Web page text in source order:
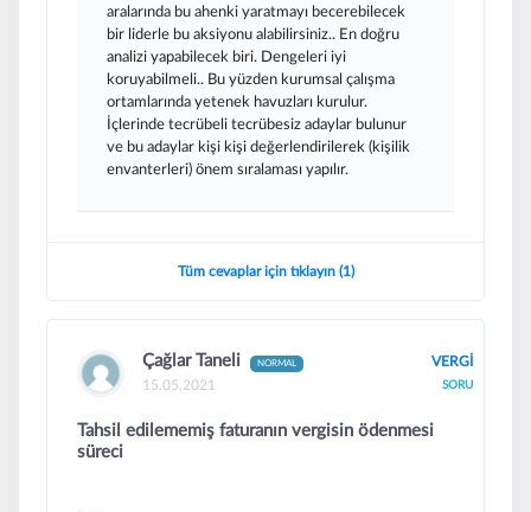
aralarında bu ahenki yaratmayı becerebilecek
bir liderle bu aksiyonu alabilirsiniz.. En doğru
analizi yapabilecek biri. Dengeleri iyi
koruyabilmeli.. Bu yüzden kurumsal çalışma
ortamlarında yetenek havuzları kurulur.
İçlerinde tecrübeli tecrübesiz adaylar bulunur
ve bu adaylar kişi kişi değerlendirilerek (kişilik
envanterleri) önem sıralaması yapılır.
Tüm cevaplar için tıklayın (1)
Çağlar Taneli NORMAL
15.05.2021
VERGİ
SORU
Tahsil edilememiş faturanın vergisin ödenmesi
süreci